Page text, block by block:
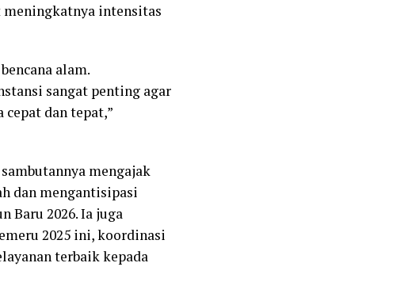
meningkatnya intensitas
alam.
sangat penting agar
dan tepat,”
mengajak
dan mengantisipasi
Baru 2026. Ia juga
2025 ini, koordinasi
terbaik kepada